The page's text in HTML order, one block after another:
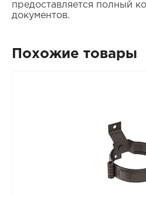
предоставляется полный
документов.
Похожие товары